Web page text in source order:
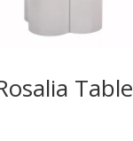
Table